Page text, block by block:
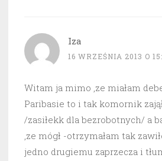
Iza
16 WRZEŚNIA 2013 O
Witam ja mimo ,ze miałam
Paribasie to i tak komornik
/zasiłekk dla bezrobotnych/ a
,ze mógł -otrzymałam tak
jedno drugiemu zaprzecza i